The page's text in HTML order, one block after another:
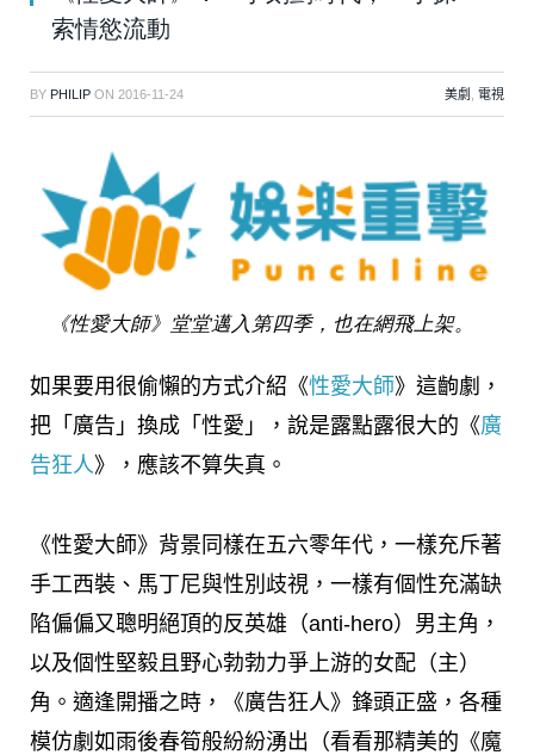
索情慾流動
BY PHILIP ON 2016-11-24 美劇 電視
《性愛大師》堂堂邁入第四季，也在網飛上架。
如果要用很偷懶的方式介紹《性愛大師》這齣劇，
把「廣告」換成「性愛」，說是露點露很大的《廣
告狂人》，應該不算失真。
《性愛大師》背景同樣在五六零年代，一樣充斥著
手工西裝、馬丁尼與性別歧視，一樣有個性充滿缺
陷偏偏又聰明絕頂的反英雄（anti-hero）男主角，
以及個性堅毅且野心勃勃力爭上游的女配（主）
角。適逢開播之時，《廣告狂人》鋒頭正盛，各種
模仿劇如雨後春筍般紛紛湧出（看看那精美的《魔